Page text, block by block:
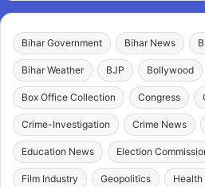
Bihar Government Bihar News
Bihar Weather BJP Bollywood
Box Office Collection Congress
Crime-Investigation Crime News
Education News Election
Film Industry Geopolitics